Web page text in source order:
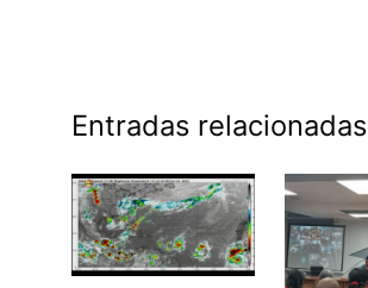
Entradas relacionadas